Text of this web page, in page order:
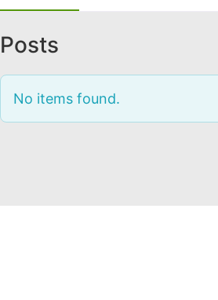
Posts
No items found.